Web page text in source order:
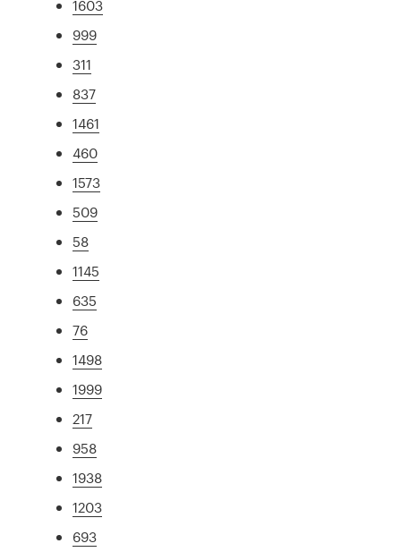
1603
999
311
837
1461
460
1573
509
58
1145
635
76
1498
1999
217
958
1938
1203
693